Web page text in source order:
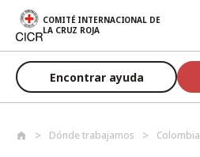
Pasar al contenido principal
COMITÉ INTERNACIONAL DE
LA CRUZ ROJA
Encontrar ayuda
Dónde trabajamos Colombia